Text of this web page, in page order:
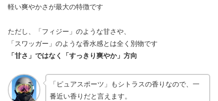
軽い爽やかさが最大の特徴です
ただし、「フィジー」のような甘さや、
「スワッガー」のような香水感とは全く別物です
「甘さ」ではなく「すっきり爽やか」方向
「ピュアスポーツ」もシトラスの香りなので、一
番近い香りだと言えます。